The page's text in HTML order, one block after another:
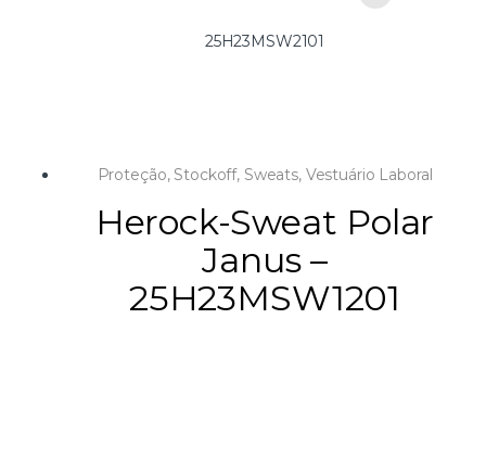
25H23MSW2101
Proteção, Stockoff, Sweats, Vestuário Laboral
Herock-Sweat Polar
Janus –
25H23MSW1201